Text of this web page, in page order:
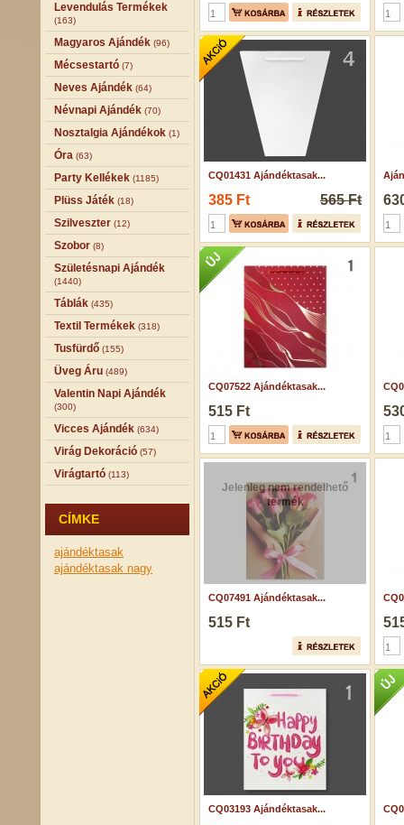
Levendulás Termékek
(163)
Magyaros Ajándék (96)
Mécsestartó (7)
Neves Ajándék (64)
Névnapi Ajándék (70)
Nosztalgia Ajándékok (1)
Óra (63)
Party Kellékek (1185)
Plüss Játék (18)
Szilveszter (12)
Szobor (8)
Születésnapi Ajándék
(1440)
Táblák (435)
Textil Termékek (318)
Tusfürdő (155)
Üveg Áru (489)
Valentin Napi Ajándék
(300)
Vicces Ajándék (634)
Virág Dekoráció (57)
Virágtartó (113)
CÍMKE
ajándéktasak
ajándéktasak nagy
CQ01431 Ajándéktasak...
385 Ft 565 Ft
CQ07522 Ajándéktasak...
515 Ft
Jelenleg nem rendelhető
termék
CQ07491 Ajándéktasak...
515 Ft
CQ03193 Ajándéktasak...